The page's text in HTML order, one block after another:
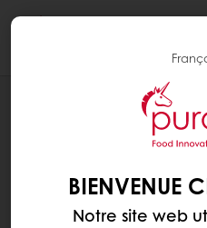
RECETTES
PAIN AU
BIENVENUE
Notre site web